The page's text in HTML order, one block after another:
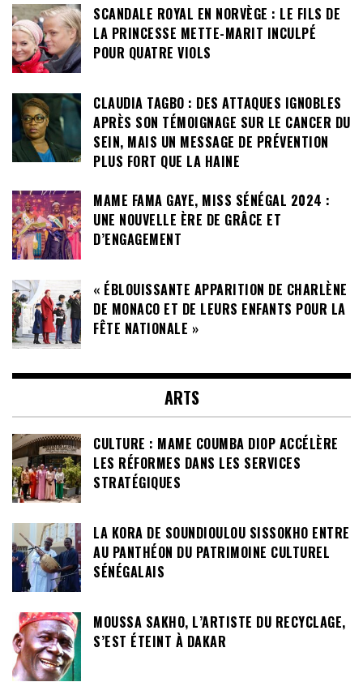
SCANDALE ROYAL EN NORVÈGE : LE FILS DE
LA PRINCESSE METTE-MARIT INCULPÉ
POUR QUATRE VIOLS
CLAUDIA TAGBO : DES ATTAQUES IGNOBLES
APRÈS SON TÉMOIGNAGE SUR LE CANCER DU
SEIN, MAIS UN MESSAGE DE PRÉVENTION
PLUS FORT QUE LA HAINE
MAME FAMA GAYE, MISS SÉNÉGAL 2024 :
UNE NOUVELLE ÈRE DE GRÂCE ET
D’ENGAGEMENT
« ÉBLOUISSANTE APPARITION DE CHARLÈNE
DE MONACO ET DE LEURS ENFANTS POUR LA
FÊTE NATIONALE »
ARTS
CULTURE : MAME COUMBA DIOP ACCÉLÈRE
LES RÉFORMES DANS LES SERVICES
STRATÉGIQUES
LA KORA DE SOUNDIOULOU SISSOKHO ENTRE
AU PANTHÉON DU PATRIMOINE CULTUREL
SÉNÉGALAIS
MOUSSA SAKHO, L’ARTISTE DU RECYCLAGE,
S’EST ÉTEINT À DAKAR